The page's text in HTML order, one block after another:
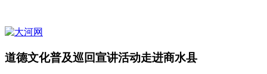
道德文化普及巡回宣讲活动走进商水县